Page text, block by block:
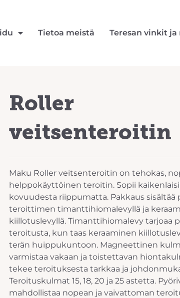
Tietoa meistä Teresan vinkit
Roller
veitsenteroitin
Maku Roller veitsenteroitin on tehokas,
helppokäyttöinen teroitin. Sopii
kovuudesta riippumatta. Pakkaus sisältää
teroittimen timanttihiomalevyllä ja
kiillotuslevyllä. Timanttihiomalevy tarjoaa
teroitusta, kun taas keraaminen
terän huippukuntoon. Magneettinen
varmistaa vakaan ja toistettavan
tekee teroituksesta tarkkaa ja
Teroituskulmat 15, 18, 20 ja 25 astetta.
mahdollistaa nopean ja vaivattoman